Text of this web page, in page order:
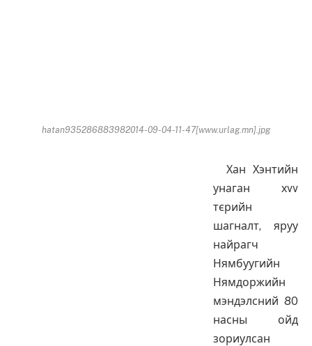
hatan935286883982014-09-04-11-47[www.urlag.mn].jpg
Хан Хэнтийн
унаган хvv
тєрийн
шагналт, яруу
найрагч
Нямбуугийн
Нямдоржийн
мэндэлсний 80
насны ойд
зориулсан